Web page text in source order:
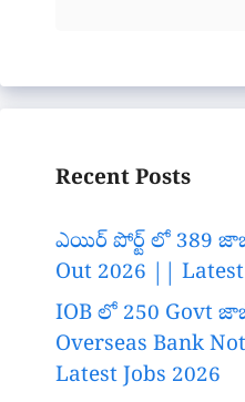
Recent Posts
ఎయిర్ పోర్ట్ లో 389
Out 2026 ||
IOB లో 250 Govt
Overseas Bank
Latest Jobs 2026